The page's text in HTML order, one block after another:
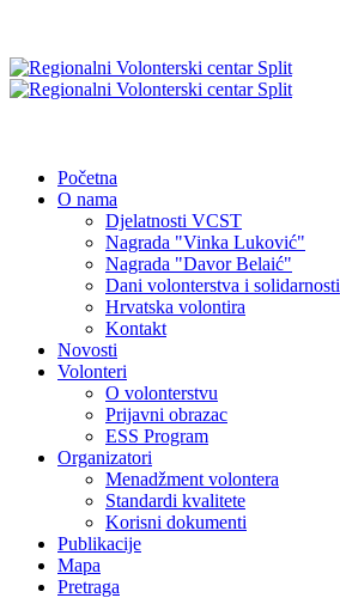
Početna
O nama
Djelatnosti VCST
Nagrada "Vinka Luković"
Nagrada "Davor Belaić"
Dani volonterstva i solidarnosti
Hrvatska volontira
Kontakt
Novosti
Volonteri
O volonterstvu
Prijavni obrazac
ESS Program
Organizatori
Menadžment volontera
Standardi kvalitete
Korisni dokumenti
Publikacije
Mapa
Pretraga